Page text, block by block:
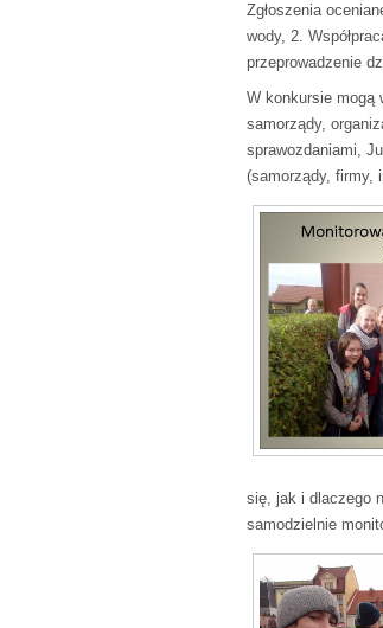
Zgłoszenia
wody, 2.
przeprowadzenie
W konkursie mogą
samorządy,
sprawozdaniami,
(samorządy, firmy,
się, jak i dlaczego
samodzielnie